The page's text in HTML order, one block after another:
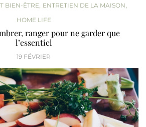
BIEN-ÊTRE, ENTRETIEN DE LA MAISON,
HOME LIFE
ranger pour ne garder que
l’essentiel
19 FÉVRIER